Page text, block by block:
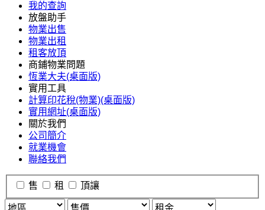
我的查詢
放盤助手
物業出售
物業出租
租客放頂
商鋪物業問題
恆業大夫(桌面版)
實用工具
計算印花稅(物業)(桌面版)
實用網址(桌面版)
關於我們
公司簡介
就業機會
聯絡我們
售 租 頂讓